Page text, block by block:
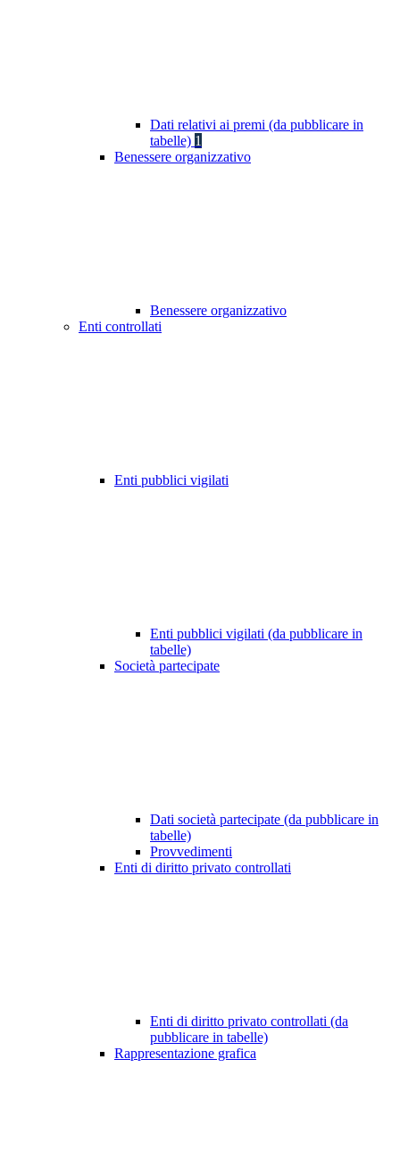
Dati relativi ai premi (da pubblicare in
tabelle) 1
Benessere organizzativo
Benessere organizzativo
Enti controllati
Enti pubblici vigilati
Enti pubblici vigilati (da pubblicare in
tabelle)
Società partecipate
Dati società partecipate (da pubblicare in
tabelle)
Provvedimenti
Enti di diritto privato controllati
Enti di diritto privato controllati (da
pubblicare in tabelle)
Rappresentazione grafica